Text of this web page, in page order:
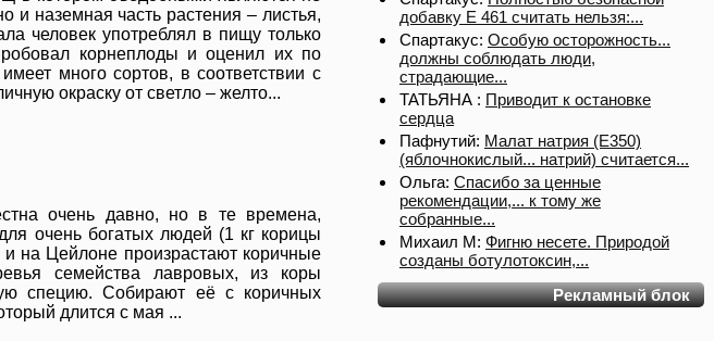
добавку Е 461 считать нельзя:...
Спартакус: Особую осторожность...
должны соблюдать люди,
страдающие...
ТАТЬЯНА : Приводит к остановке
сердца
Пафнутий: Малат натрия (E350)
(яблочнокислый... натрий) считается...
Ольга: Спасибо за ценные
рекомендации,... к тому же
собранные...
Михаил М: Фигню несете. Природой
созданы ботулотоксин,...
Рекламный блок
и наземная часть растения – листья,
человек употреблял в пищу только
корнеплоды и оценил их по
много сортов, в соответствии с
окраску от светло – желто...
очень давно, но в те времена,
очень богатых людей (1 кг корицы
на Цейлоне произрастают коричные
семейства лавровых, из коры
специю. Собирают её с коричных
длится с мая ...